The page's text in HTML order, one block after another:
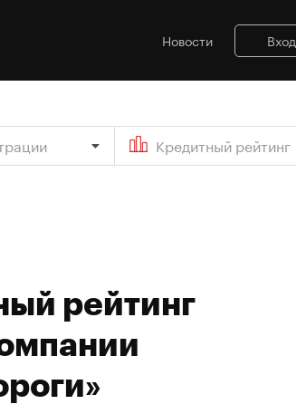
Новости Вход
Кредитный рейтинг
рейтинг